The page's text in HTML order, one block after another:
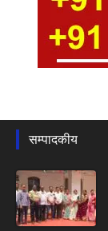
सम्पादकीय